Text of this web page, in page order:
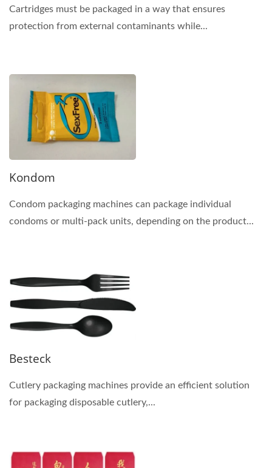
Cartridges must be packaged in a way that ensures
protection from external contaminants while...
Kondom
Condom packaging machines can package individual
condoms or multi-pack units, depending on the product...
Besteck
Cutlery packaging machines provide an efficient solution
for packaging disposable cutlery,...